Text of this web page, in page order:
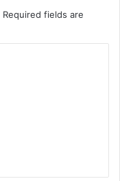
Required fields are